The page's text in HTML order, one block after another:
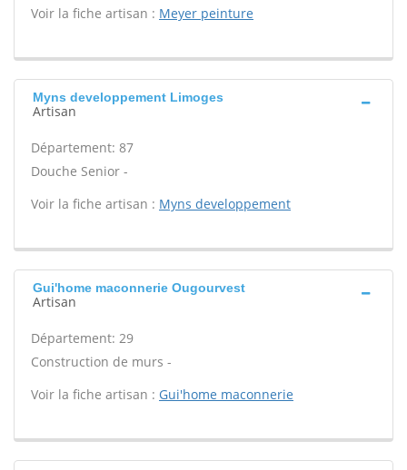
Voir la fiche artisan : Meyer peinture
Myns developpement Limoges
Artisan
Département: 87
Douche Senior -
Voir la fiche artisan : Myns developpement
Gui'home maconnerie Ougourvest
Artisan
Département: 29
Construction de murs -
Voir la fiche artisan : Gui'home maconnerie